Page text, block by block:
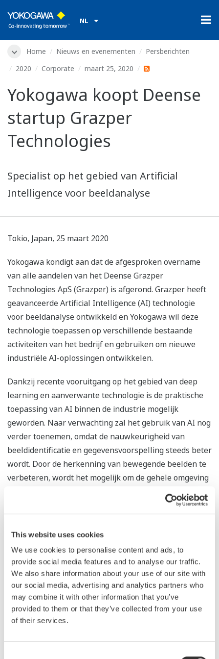
This website uses cookies
We use cookies to personalise content and ads, to
provide social media features and to analyse our traffic.
We also share information about your use of our site with
our social media, advertising and analytics partners who
may combine it with other information that you’ve
provided to them or that they’ve collected from your use
of their services.
NL
Home Nieuws en evenementen
Persberichten
2020
Corporate maart 25, 2020
Yokogawa koopt Deense
startup Grazper
Technologies
Specialist op het gebied van Artificial
Intelligence voor beeldanalyse
Tokio, Japan, 25 maart 2020
Yokogawa kondigt aan dat de afgesproken overname
van alle aandelen van het Deense Grazper
Technologies ApS (Grazper) is afgerond. Grazper heeft
geavanceerde Artificial Intelligence (AI) technologie
voor beeldanalyse ontwikkeld en Yokogawa wil deze
technologie toepassen op verschillende bestaande
activiteiten van het bedrijf en gebruiken om nieuwe
industriële AI-oplossingen ontwikkelen.
Dankzij recente vooruitgang op het gebied van deep
learning en aanverwante technologie is de praktische
toepassing van AI binnen de industrie mogelijk
geworden. Naar verwachting zal het gebruik van AI nog
verder toenemen, omdat de nauwkeurigheid van
beeldidentificatie en gegevensvoorspelling steeds beter
wordt. Door de herkenning van bewegende beelden te
verbeteren, wordt het mogelijk om de gehele omgeving
en context van het volledige beeld te bepalen,
waardoor met name nieuwe toepassingen voor
werkzaamheden in productielijnen ontstaan.
Grazper is een onderneming die in 2015 in Kopenhagen,
Denemarken, is opgericht en later werd gefinancierd
door het Deense durfkapitaalbedrijf Promentum Equity
Partners. Het bedrijf bezit geavanceerde AI-technologie
voor beeldanalyse. Een noemenswaardig sterk punt is
een oplossing waarmee AI-software efficiënt kan